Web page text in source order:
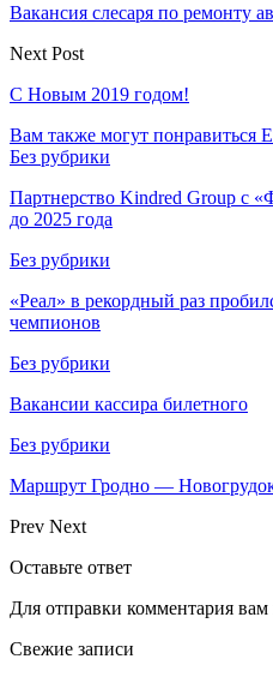
Вакансия слесаря по ремонту
Next Post
С Новым 2019 годом!
Вам также могут понравиться
Без рубрики
Партнерство Kindred Group с
до 2025 года
Без рубрики
«Реал» в рекордный раз
чемпионов
Без рубрики
Вакансии кассира билетного
Без рубрики
Маршрут Гродно —
Prev Next
Оставьте ответ
Для отправки комментария
Свежие записи